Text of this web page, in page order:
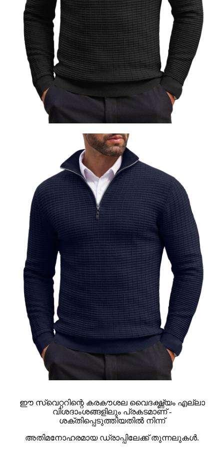
ഈ സ്വെറ്ററിന്റെ കരകൗശല വൈദഗ്ദ്ധ്യം എല്ലാ
വിശദാംശങ്ങളിലും പ്രകടമാണ് -
ശക്തിപ്പെടുത്തിയതിൽ നിന്ന്
അതിമനോഹരമായ ഡ്രാപ്പിലേക്ക് തുന്നലുകൾ.